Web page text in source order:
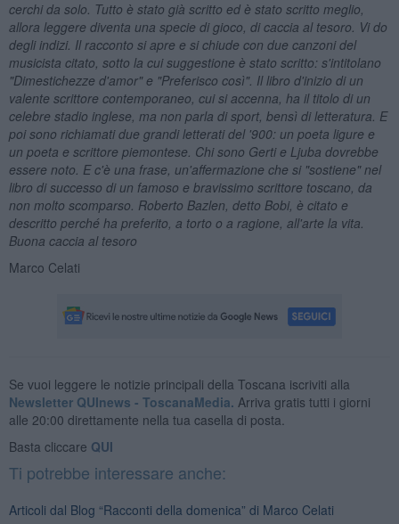
cerchi da solo. Tutto è stato già scritto ed è stato scritto meglio,
allora leggere diventa una specie di gioco, di caccia al tesoro. Vi do
degli indizi. Il racconto si apre e si chiude con due canzoni del
musicista citato, sotto la cui suggestione è stato scritto: s'intitolano
"Dimestichezze d'amor" e "Preferisco così". Il libro d'inizio di un
valente scrittore contemporaneo, cui si accenna, ha il titolo di un
celebre stadio inglese, ma non parla di sport, bensì di letteratura. E
poi sono richiamati due grandi letterati del '900: un poeta ligure e
un poeta e scrittore piemontese. Chi sono Gerti e Ljuba dovrebbe
essere noto. E c'è una frase, un'affermazione che si "sostiene" nel
libro di successo di un famoso e bravissimo scrittore toscano, da
non molto scomparso. Roberto Bazlen, detto Bobi, è citato e
descritto perché ha preferito, a torto o a ragione, all'arte la vita.
Buona caccia al tesoro
Marco Celati
Se vuoi leggere le notizie principali della Toscana iscriviti alla
Newsletter QUInews - ToscanaMedia. Arriva gratis tutti i giorni
alle 20:00 direttamente nella tua casella di posta.
Basta cliccare QUI
Ti potrebbe interessare anche:
Articoli dal Blog “Racconti della domenica” di Marco Celati